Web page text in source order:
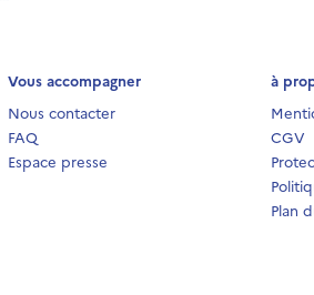
Vous accompagner
Nous contacter
FAQ
Espace presse
à
CGV
Plan